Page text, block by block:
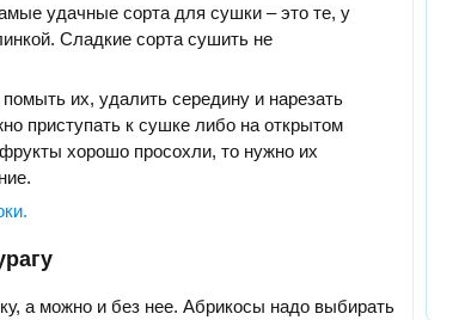
удачные сорта для сушки – это те, у
Сладкие сорта сушить не
их, удалить середину и нарезать
приступать к сушке либо на открытом
хорошо просохли, то нужно их
а можно и без нее. Абрикосы надо выбирать